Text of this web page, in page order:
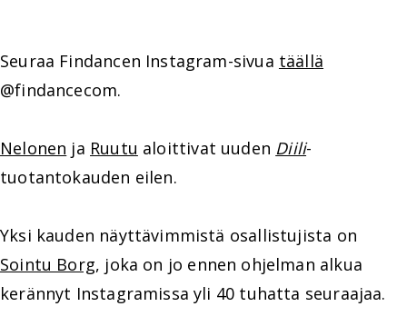
Seuraa Findancen Instagram-sivua täällä
@findancecom.
Nelonen ja Ruutu aloittivat uuden Diili-
tuotantokauden eilen.
Yksi kauden näyttävimmistä osallistujista on
Sointu Borg, joka on jo ennen ohjelman alkua
kerännyt Instagramissa yli 40 tuhatta seuraajaa.